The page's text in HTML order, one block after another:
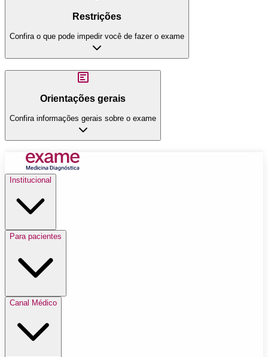
Restrições
Confira o que pode impedir você de fazer o exame
Orientações gerais
Confira informações gerais sobre o exame
Institucional
Para pacientes
Canal Médico